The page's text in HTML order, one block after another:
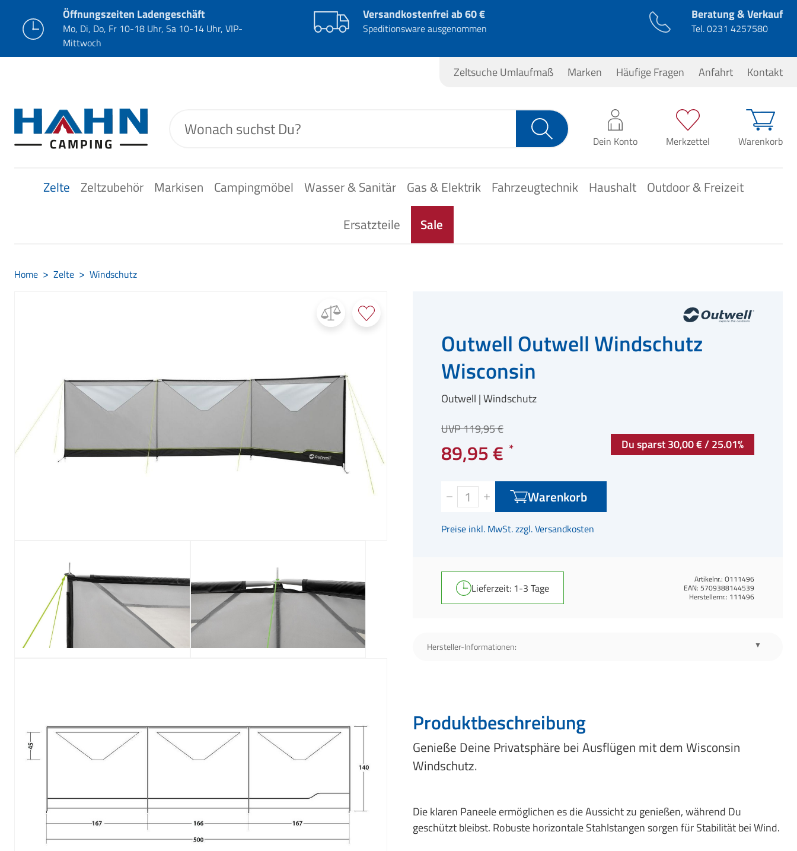
Öffnungszeiten Ladengeschäft
Mo, Di, Do, Fr 10-18 Uhr, Sa 10-14 Uhr, VIP-
Mittwoch
Versandkostenfrei ab 60 €
Speditionsware ausgenommen
Beratung & Verkauf
Tel.0231 4257580
Zeltsuche Umlaufmaß Marken Häufige Fragen Anfahrt Kontakt
Dein Konto Merkzettel Warenkorb
0,00 €*
Zelte Zeltzubehör Markisen Campingmöbel Wasser & Sanitär Gas & Elektrik Fahrzeugtechnik Haushalt
Outdoor & Freizeit
Ersatzteile
Sale
Home Zelte Windschutz
Outwell Outwell Windschutz
Wisconsin
Outwell Windschutz
UVP 119,95 €
89,95 € Du sparst 30,00 € / 25.01%
Warenkorb
Preise inkl. MwSt. zzgl. Versandkosten
Lieferzeit: 1-3 Tage
Artikelnr.: O111496
EAN: 5709388144539
Herstellernr.: 111496
Hersteller-Informationen:
Produktbeschreibung
Genieße Deine Privatsphäre bei Ausflügen mit dem Wisconsin
Windschutz.
Die klaren Paneele ermöglichen es die Aussicht zu genießen, während Du
geschützt bleibst. Robuste horizontale Stahlstangen sorgen für Stabilität bei Wind.